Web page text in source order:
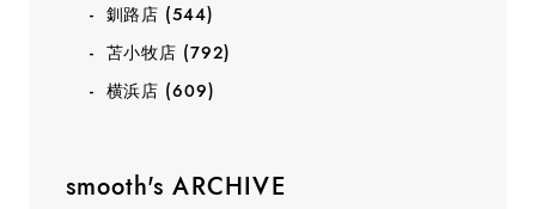
釧路店 (544)
苫小牧店 (792)
横浜店 (609)
smooth's ARCHIVE